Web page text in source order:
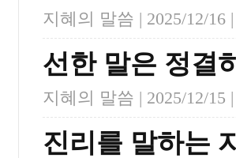
지혜의 말씀 | 2025/12/16
선한 말은 정결
지혜의 말씀 | 2025/12/15
진리를 말하는